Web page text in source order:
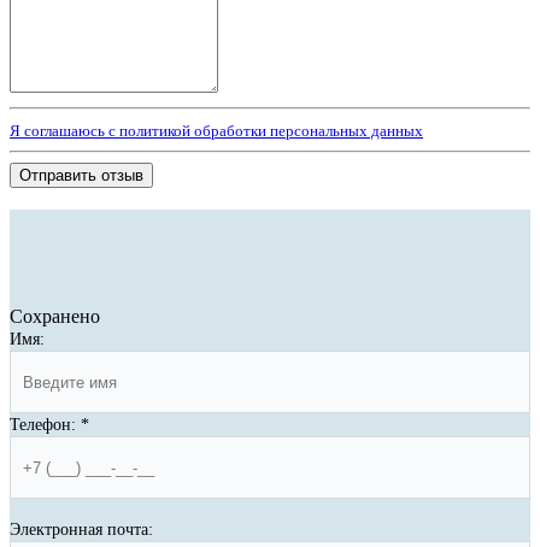
Я соглашаюсь с политикой обработки персональных данных
Отправить отзыв
Сохранено
Имя:
Телефон: *
Электронная почта: